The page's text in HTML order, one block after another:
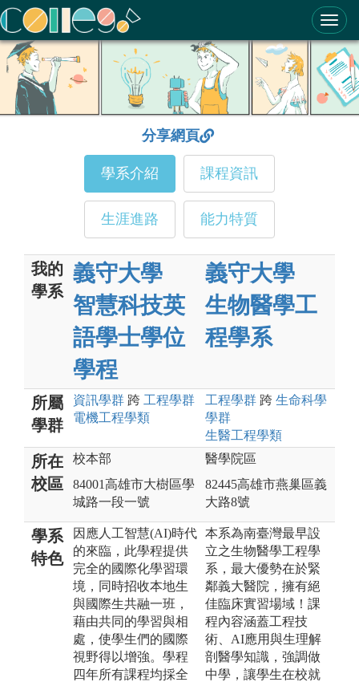
ColleGo! 大學選才與高中育才輔助系統
分享網頁
學系介紹 課程資訊
生涯進路 能力特質
我的
學系
義守大學
智慧科技英
語學士學位
學程
義守大學
生物醫學工
程學系
所屬
學群
資訊學群 跨 工程學群
電機工程學類
工程學群 跨 生命科學
學群
生醫工程學類
所在
校區
校本部
84001高雄市大樹區學
城路一段一號
醫學院區
82445高雄市燕巢區義
大路8號
學系
特色
因應人工智慧(AI)時代
的來臨，此學程提供
完全的國際化學習環
境，同時招收本地生
與國際生共融一班，
藉由共同的學習與相
處，使學生們的國際
視野得以增強。學程
四年所有課程均採全
本系為南臺灣最早設
立之生物醫學工程學
系，最大優勢在於緊
鄰義大醫院，擁有絕
佳臨床實習場域！課
程內容涵蓋工程技
術、AI應用與生理解
剖醫學知識，強調做
中學，讓學生在校就